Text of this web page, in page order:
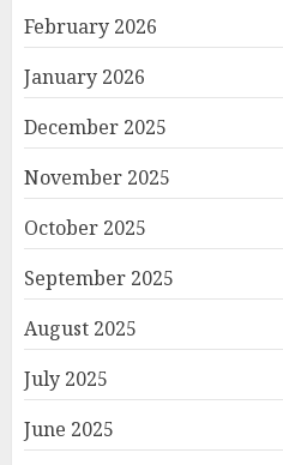
February 2026
January 2026
December 2025
November 2025
October 2025
September 2025
August 2025
July 2025
June 2025